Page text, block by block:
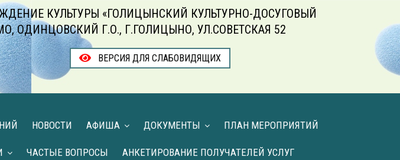
КУЛЬТУРЫ «ГОЛИЦЫНСКИЙ КУЛЬТУРНО-ДОСУГОВЫЙ
ОДИНЦОВСКИЙ Г.О., Г.ГОЛИЦЫНО, УЛ.СОВЕТСКАЯ 52
ВЕРСИЯ ДЛЯ СЛАБОВИДЯЩИХ
НОВОСТИ АФИША ДОКУМЕНТЫ ПЛАН МЕРОПРИЯТИЙ
ЧАСТЫЕ ВОПРОСЫ АНКЕТИРОВАНИЕ ПОЛУЧАТЕЛЕЙ УСЛУГ